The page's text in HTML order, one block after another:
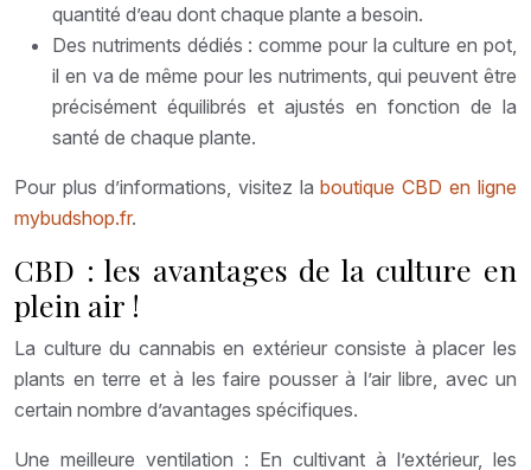
quantité d’eau dont chaque plante a besoin.
Des nutriments dédiés : comme pour la culture en pot,
il en va de même pour les nutriments, qui peuvent être
précisément équilibrés et ajustés en fonction de la
santé de chaque plante.
Pour plus d’informations, visitez laboutique CBD en ligne
mybudshop.fr.
CBD : les avantages de la culture en
plein air !
La culture du cannabis en extérieur consiste à placer les
plants en terre et à les faire pousser à l’air libre, avec un
certain nombre d’avantages spécifiques.
Une meilleure ventilation : En cultivant à l’extérieur, les